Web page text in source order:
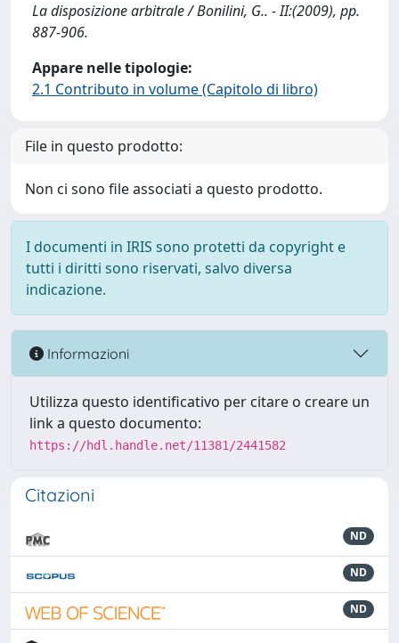
La disposizione arbitrale / Bonilini, G.. - II:(2009), pp.
887-906.
Appare nelle tipologie:
2.1 Contributo in volume (Capitolo di libro)
File in questo prodotto:
Non ci sono file associati a questo prodotto.
I documenti in IRIS sono protetti da copyright e
tutti i diritti sono riservati, salvo diversa
indicazione.
Informazioni
Utilizza questo identificativo per citare o creare un
link a questo documento:
https://hdl.handle.net/11381/2441582
Citazioni
ND
ND
ND